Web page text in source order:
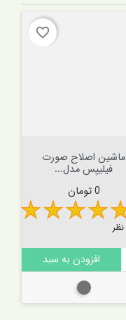
favorite_border
ماشین اصلاح صورت
فیلیپس مدل...
قیمت
0 تومان
افزودن به سبد
طوسی